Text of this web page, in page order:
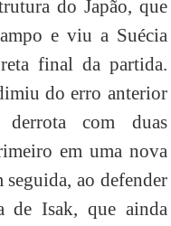
do Japão, que
e viu a Suécia
reta final da partida.
do erro anterior
com duas
em uma nova
ao defender
de Isak, que ainda